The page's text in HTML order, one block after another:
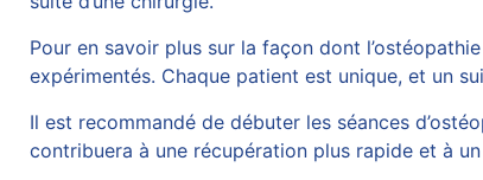
Pour en savoir plus sur la façon dont
expérimentés. Chaque patient est unique, et un
Il est recommandé de débuter les séances
contribuera à une récupération plus rapide et à